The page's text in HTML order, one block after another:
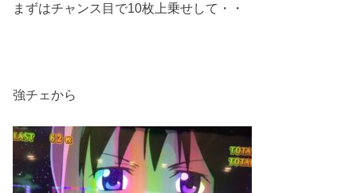
まずはチャンス目で10枚上乗せして・・
強チェから